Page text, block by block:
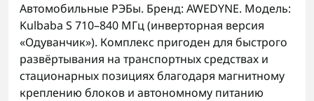
Автомобильные РЭБы. Бренд: AWEDYNE. Модель:
Kulbaba S 710–840 МГц (инверторная версия
«Одуванчик»). Комплекс пригоден для быстрого
развёртывания на транспортных средствах и
стационарных позициях благодаря магнитному
креплению блоков и автономному питанию